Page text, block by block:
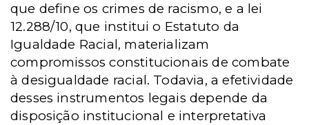
que define os crimes de racismo, e a lei
12.288/10, que institui o Estatuto da
Igualdade Racial, materializam
compromissos constitucionais de combate
à desigualdade racial. Todavia, a efetividade
desses instrumentos legais depende da
disposição institucional e interpretativa